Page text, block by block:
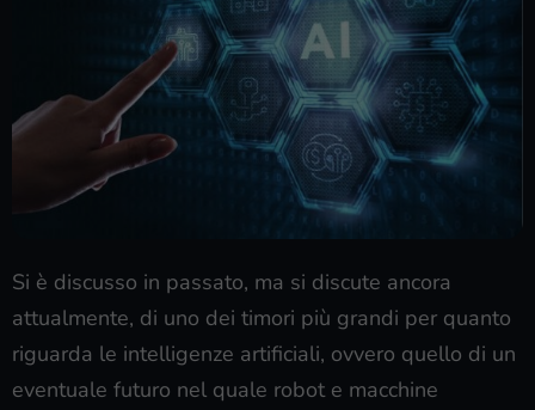
Si è discusso in passato, ma si discute ancora
attualmente, di uno dei timori più grandi per quanto
riguarda le intelligenze artificiali, ovvero quello di un
eventuale futuro nel quale robot e macchine